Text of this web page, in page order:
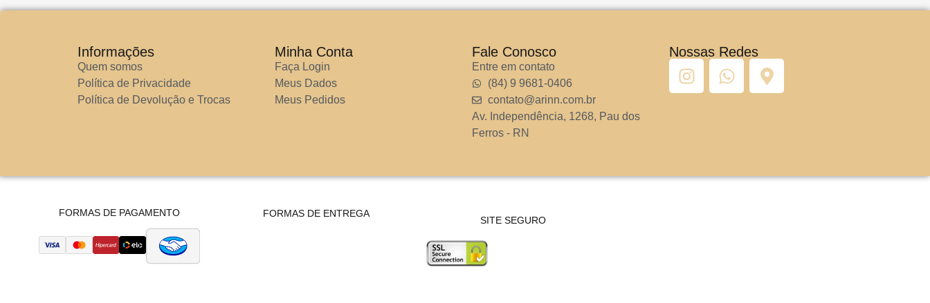
Informações
Quem somos
Política de Privacidade
Política de Devolução e Trocas
Minha Conta
Faça Login
Meus Dados
Meus Pedidos
Fale Conosco
Entre em contato
(84) 9 9681-0406
contato@arinn.com.br
Av. Independência, 1268, Pau dos
Ferros - RN
Nossas Redes
FORMAS DE PAGAMENTO FORMAS DE ENTREGA
SITE SEGURO